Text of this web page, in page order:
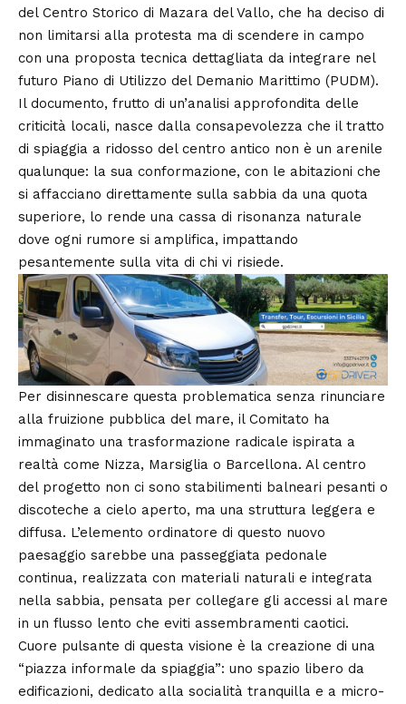
del Centro Storico di Mazara del Vallo, che ha deciso di
non limitarsi alla protesta ma di scendere in campo
con una proposta tecnica dettagliata da integrare nel
futuro Piano di Utilizzo del Demanio Marittimo (PUDM).
Il documento, frutto di un’analisi approfondita delle
criticità locali, nasce dalla consapevolezza che il tratto
di spiaggia a ridosso del centro antico non è un arenile
qualunque: la sua conformazione, con le abitazioni che
si affacciano direttamente sulla sabbia da una quota
superiore, lo rende una cassa di risonanza naturale
dove ogni rumore si amplifica, impattando
pesantemente sulla vita di chi vi risiede.
Per disinnescare questa problematica senza rinunciare
alla fruizione pubblica del mare, il Comitato ha
immaginato una trasformazione radicale ispirata a
realtà come Nizza, Marsiglia o Barcellona. Al centro
del progetto non ci sono stabilimenti balneari pesanti o
discoteche a cielo aperto, ma una struttura leggera e
diffusa. L’elemento ordinatore di questo nuovo
paesaggio sarebbe una passeggiata pedonale
continua, realizzata con materiali naturali e integrata
nella sabbia, pensata per collegare gli accessi al mare
in un flusso lento che eviti assembramenti caotici.
Cuore pulsante di questa visione è la creazione di una
“piazza informale da spiaggia”: uno spazio libero da
edificazioni, dedicato alla socialità tranquilla e a micro-